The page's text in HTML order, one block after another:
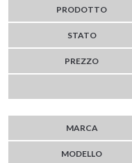
PRODOTTO
STATO
PREZZO
MARCA
MODELLO